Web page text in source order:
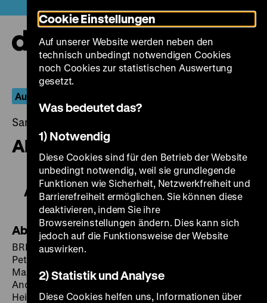
zum
Seiteninhalt
springen
Aus dem Fernseharchiv
Samstag, 05. Oktober 2019, 19.00 - 00.00 Uhr
Abschied
Abschied
Abschied
BRD 1966, R: Peter Lilienthal, B: Günter Herburger,
Peter Lilienthal, K: Michael Ballhaus, M: Albert
Mangelsdorff, D: Max Haufler, Angelika Hurwicz,
Andrea Grosske, Peter Nestler, Ingrid Mannstaedt,
Heinz Meier, 72’·Digital SD SA 05.10. um 19 Uhr·
Cookie Einstellungen
Auf unserer Website werden neben den
technisch unbedingt notwendigen Cookies
noch Cookies zur statistischen Auswertung
gesetzt.
Was bedeutet das?
1) Notwendig
Diese Cookies sind für den Betrieb der Website
unbedingt notwendig, weil sie grundlegende
Funktionen wie Sicherheit, Netzwerkfreiheit und
Barrierefreiheit ermöglichen. Sie können diese
deaktivieren, indem Sie ihre
Browsereinstellungen ändern. Dies kann sich
jedoch auf die Funktionsweise der Website
auswirken.
2) Statistik und Analyse
Diese Cookies helfen uns, Informationen über